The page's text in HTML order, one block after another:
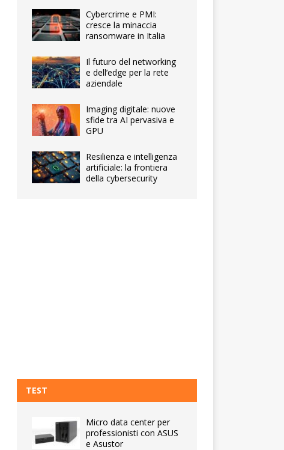
Cybercrime e PMI:
cresce la minaccia
ransomware in Italia
Il futuro del networking
e dell’edge per la rete
aziendale
Imaging digitale: nuove
sfide tra AI pervasiva e
GPU
Resilienza e intelligenza
artificiale: la frontiera
della cybersecurity
TEST
Micro data center per
professionisti con ASUS
e Asustor